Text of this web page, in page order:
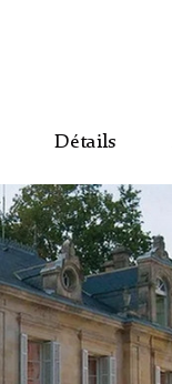
Détails